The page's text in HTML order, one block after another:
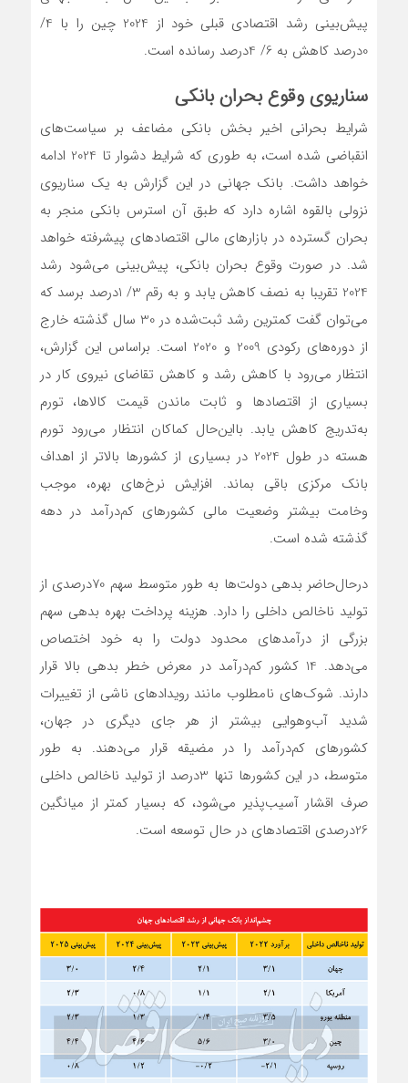
پیش‌بینی رشد اقتصادی قبلی خود از 2024 چین را با 4/
0درصد کاهش به 6/ 4درصد رسانده است.
سناریوی وقوع بحران بانکی
شرایط بحرانی اخیر بخش بانکی مضاعف بر سیاست‌های
انقباضی شده است، به طوری که شرایط دشوار تا 2024 ادامه
خواهد داشت. بانک جهانی در این گزارش به یک سناریوی
نزولی بالقوه اشاره دارد که طبق آن استرس بانکی منجر به
بحران گسترده در بازارهای مالی اقتصادهای پیشرفته خواهد
شد. در صورت وقوع بحران بانکی، پیش‌بینی می‌شود رشد
2024 تقریبا به نصف کاهش یابد و به رقم 3/ 1درصد برسد که
می‌توان گفت کمترین رشد ثبت‌شده در 30 سال گذشته خارج
از دوره‌های رکودی 2009 و 2020 است. براساس این گزارش،
انتظار می‌رود با کاهش رشد و کاهش تقاضای نیروی کار در
بسیاری از اقتصادها و ثابت ماندن قیمت کالاها، تورم
به‌تدریج کاهش یابد. با‌این‌حال کماکان انتظار می‌رود تورم
هسته در طول 2024 در بسیاری از کشورها بالاتر از اهداف
بانک مرکزی باقی بماند. افزایش نرخ‌های بهره، موجب
وخامت بیشتر وضعیت مالی کشورهای کم‌درآمد در دهه
گذشته شده است.
در‌حال‌حاضر بدهی دولت‌ها به طور متوسط سهم 70درصدی از
تولید ناخالص داخلی را دارد. هزینه پرداخت بهره بدهی سهم
بزرگی از درآمدهای محدود دولت را به خود اختصاص
می‌دهد. 14 کشور کم‌درآمد در معرض خطر بدهی بالا قرار
دارند. شوک‌های نامطلوب مانند رویدادهای ناشی از تغییرات
شدید آب‌وهوایی بیشتر از هر جای دیگری در جهان،
کشورهای کم‌درآمد را در مضیقه قرار می‌دهند. به طور
متوسط، در این کشورها تنها 3درصد از تولید ناخالص داخلی
صرف اقشار آسیب‌پذیر می‌شود، که بسیار کمتر از میانگین
26درصدی اقتصادهای در حال توسعه است.